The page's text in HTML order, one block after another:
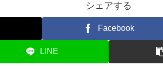
シェアする
Facebook
LINE